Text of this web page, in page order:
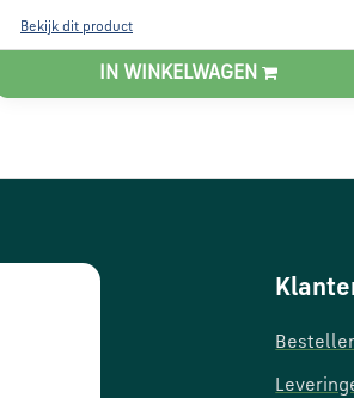
Bekijk dit product
IN WINKELWAGEN